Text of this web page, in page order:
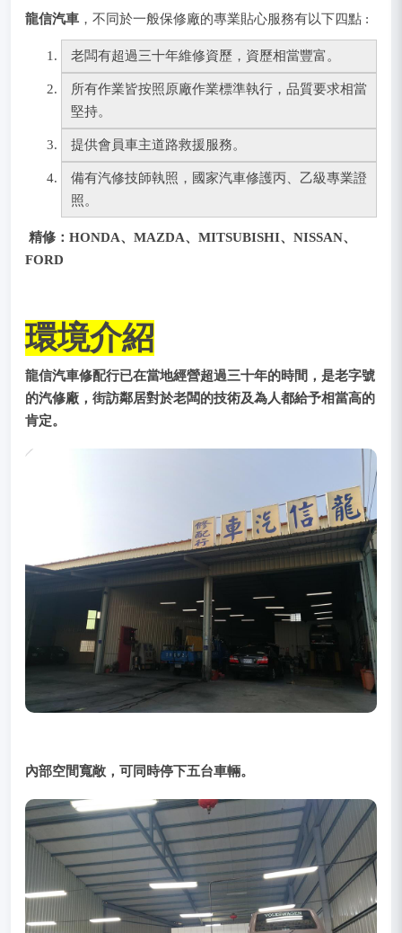
龍信汽車 ，不同於一般保修廠的專業貼心服務有以下四點 :
老闆有超過三十年維修資歷，資歷相當豐富。
所有作業皆按照原廠作業標準執行，品質要求相當
堅持。
提供會員車主道路救援服務。
備有汽修技師執照，國家汽車修護丙、乙級專業證
照。
精修：HONDA、MAZDA、MITSUBISHI、NISSAN、
FORD
環境介紹
龍信汽車修配行已在當地經營超過三十年的時間，是老字號
的汽修廠，街訪鄰居對於老闆的技術及為人都給予相當高的
肯定。
內部空間寬敞，可同時停下五台車輛。